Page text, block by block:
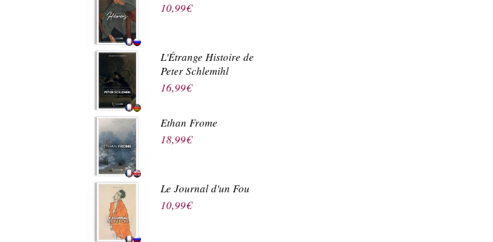
10,99€
L'Étrange Histoire de
Peter Schlemihl
16,99€
Ethan Frome
18,99€
Le Journal d'un Fou
10,99€